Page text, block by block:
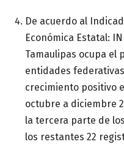
De acuerdo al
Económica Estatal:
Tamaulipas ocupa el
entidades
crecimiento positivo
octubre a diciembre
la tercera parte de
los restantes 22